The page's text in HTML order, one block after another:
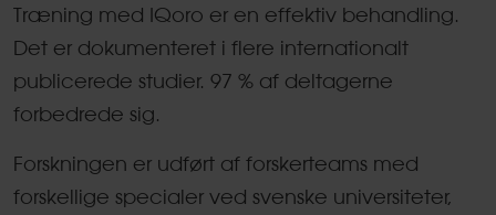
Træning med IQoro er en effektiv behandling.
Det er dokumenteret i flere internationalt
publicerede studier. 97 % af deltagerne
forbedrede sig.
Forskningen er udført af forskerteams med
forskellige specialer ved svenske universiteter,